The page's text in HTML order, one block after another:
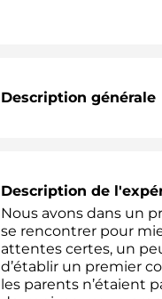
Description générale
Description de
Nous avons dans un
se rencontrer pour
attentes certes, un
d’établir un premier
les parents n’étaient